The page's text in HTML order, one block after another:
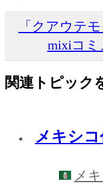
「クアウテ
mixiコミ
関連トピック
メキシコ
メ